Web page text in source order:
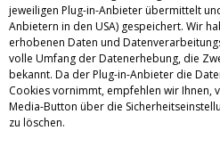
jeweiligen Plug-in-Anbieter übermittelt
Anbietern in den USA) gespeichert. Wir
erhobenen Daten und
volle Umfang der Datenerhebung, die
bekannt. Da der Plug-in-Anbieter die
Cookies vornimmt, empfehlen wir Ihnen,
Media-Button über die
zu löschen.